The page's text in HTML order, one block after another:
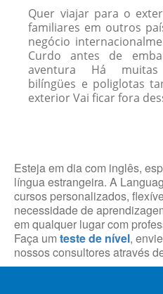
Quer viajar para o
familiares em outros
negócio
Curdo antes de
aventura Há
bilíngües e poliglotas
exterior Vai ficar fora
Esteja em dia com inglês,
língua estrangeira. A
cursos personalizados,
necessidade de
em qualquer lugar com
Faça um teste de nível,
nossos consultores através